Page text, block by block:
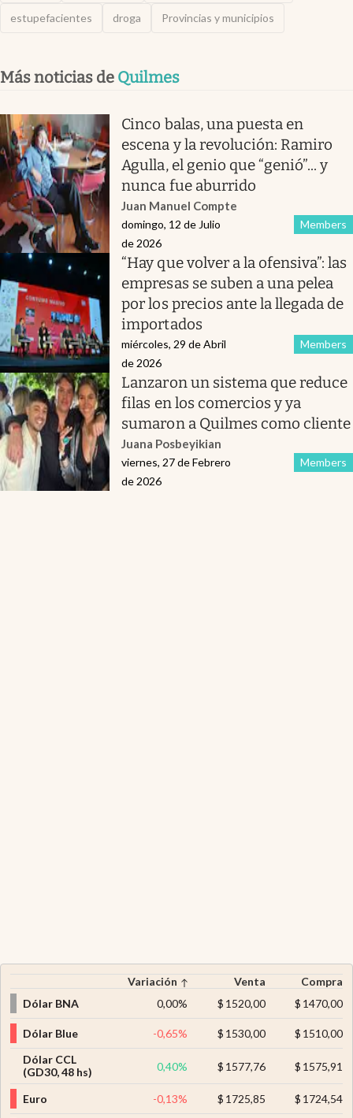
estupefacientes droga Provincias y municipios
Más noticias de Quilmes
Cinco balas, una puesta en
escena y la revolución: Ramiro
Agulla, el genio que “genió”... y
nunca fue aburrido
Juan Manuel Compte
Members
domingo, 12 de Julio
de 2026
“Hay que volver a la ofensiva”: las
empresas se suben a una pelea
por los precios ante la llegada de
importados
Members
miércoles, 29 de Abril
de 2026
Lanzaron un sistema que reduce
filas en los comercios y ya
sumaron a Quilmes como cliente
Juana Posbeyikian
Members
viernes, 27 de Febrero
de 2026
Variación Venta
Compra
Dólar BNA
0,00% $ 1520,00 $ 1470,00
Dólar Blue -0,65% $ 1530,00 $ 1510,00
Dólar CCL
(GD30, 48 hs)
0,40% $ 1577,76 $ 1575,91
Euro -0,13% $ 1725,85 $ 1724,54